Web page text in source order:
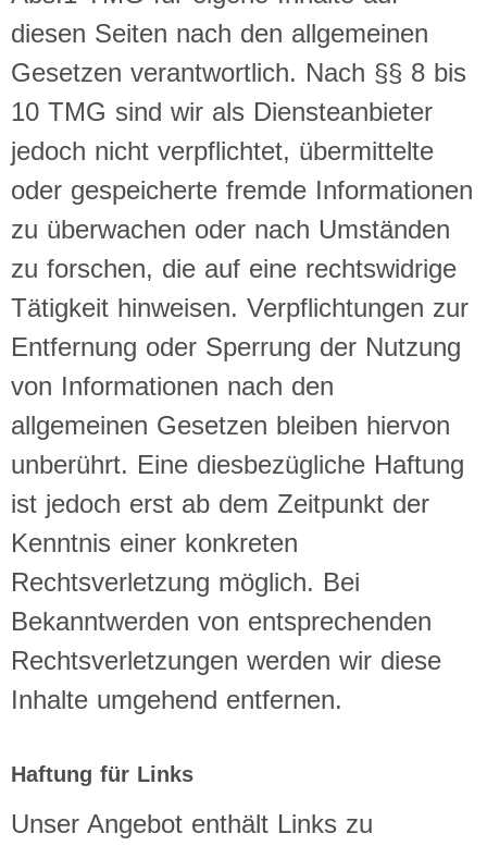
diesen Seiten nach den allgemeinen
Gesetzen verantwortlich. Nach §§ 8 bis
10 TMG sind wir als Diensteanbieter
jedoch nicht verpflichtet, übermittelte
oder gespeicherte fremde Informationen
zu überwachen oder nach Umständen
zu forschen, die auf eine rechtswidrige
Tätigkeit hinweisen. Verpflichtungen zur
Entfernung oder Sperrung der Nutzung
von Informationen nach den
allgemeinen Gesetzen bleiben hiervon
unberührt. Eine diesbezügliche Haftung
ist jedoch erst ab dem Zeitpunkt der
Kenntnis einer konkreten
Rechtsverletzung möglich. Bei
Bekanntwerden von entsprechenden
Rechtsverletzungen werden wir diese
Inhalte umgehend entfernen.
Haftung für Links
Unser Angebot enthält Links zu